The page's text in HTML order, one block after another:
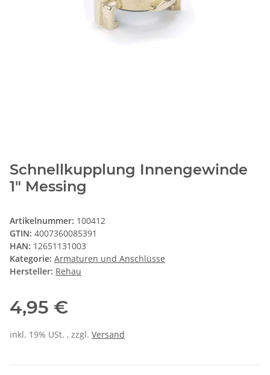
Schnellkupplung Innengewinde
1" Messing
Artikelnummer: 100412
GTIN: 4007360085391
HAN: 12651131003
Kategorie: Armaturen und Anschlüsse
Hersteller: Rehau
4,95 €
inkl. 19% USt. , zzgl. Versand